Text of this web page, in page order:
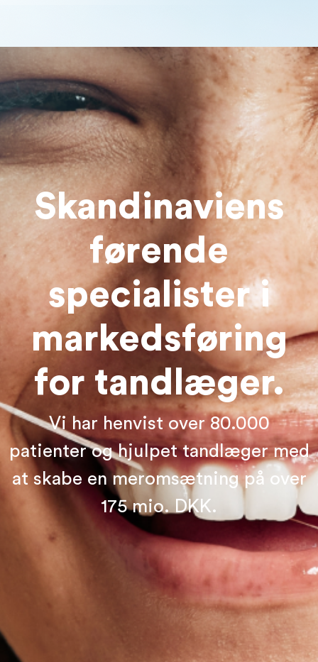
Skandinaviens
førende
specialister i
markedsføring
for tandlæger.
Vi har henvist over 80.000
patienter og hjulpet tandlæger med
at skabe en meromsætning på over
175 mio. DKK.